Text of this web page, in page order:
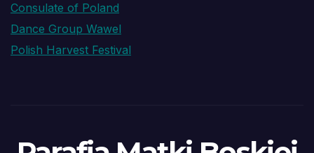
Consulate of Poland
Dance Group Wawel
Polish Harvest Festival